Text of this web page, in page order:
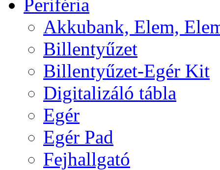
Periféria
Akkubank, Elem,
Billentyűzet
Billentyűzet-Egér Kit
Digitalizáló tábla
Egér
Egér Pad
Fejhallgató